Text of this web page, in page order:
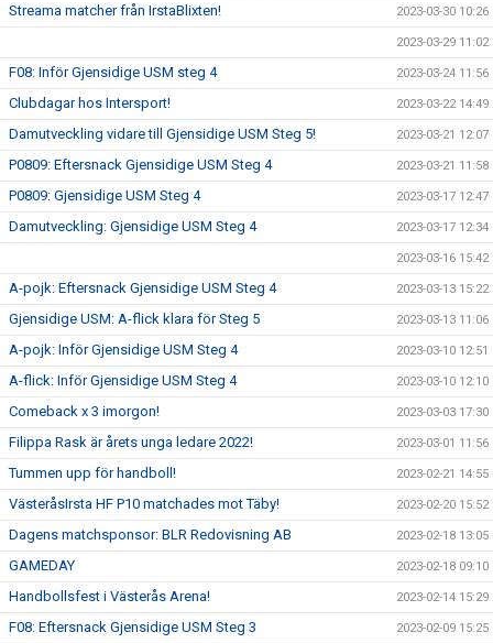
Streama matcher från IrstaBlixten! 2023-03-30 10:26
2023-03-29 11:02
F08: Inför Gjensidige USM steg 4 2023-03-24 11:56
Clubdagar hos Intersport! 2023-03-22 14:49
Damutveckling vidare till Gjensidige USM Steg 5! 2023-03-21 12:07
P0809: Eftersnack Gjensidige USM Steg 4 2023-03-21 11:58
P0809: Gjensidige USM Steg 4 2023-03-17 12:47
Damutveckling: Gjensidige USM Steg 4 2023-03-17 12:34
2023-03-16 15:42
A-pojk: Eftersnack Gjensidige USM Steg 4 2023-03-13 15:22
Gjensidige USM: A-flick klara för Steg 5 2023-03-13 11:06
A-pojk: Inför Gjensidige USM Steg 4 2023-03-10 12:51
A-flick: Inför Gjensidige USM Steg 4 2023-03-10 12:10
Comeback x 3 imorgon! 2023-03-03 17:30
Filippa Rask är årets unga ledare 2022! 2023-03-01 11:56
Tummen upp för handboll! 2023-02-21 14:55
VästeråsIrsta HF P10 matchades mot Täby! 2023-02-20 15:52
Dagens matchsponsor: BLR Redovisning AB 2023-02-18 13:05
GAMEDAY 2023-02-18 09:10
Handbollsfest i Västerås Arena! 2023-02-14 15:29
F08: Eftersnack Gjensidige USM Steg 3 2023-02-09 15:25